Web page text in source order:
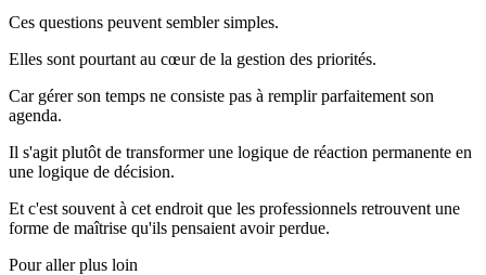
Ces questions peuvent sembler simples.
Elles sont pourtant au cœur de la gestion des priorités.
Car gérer son temps ne consiste pas à remplir parfaitement son
agenda.
Il s'agit plutôt de transformer une logique de réaction permanente en
une logique de décision.
Et c'est souvent à cet endroit que les professionnels retrouvent une
forme de maîtrise qu'ils pensaient avoir perdue.
Pour aller plus loin